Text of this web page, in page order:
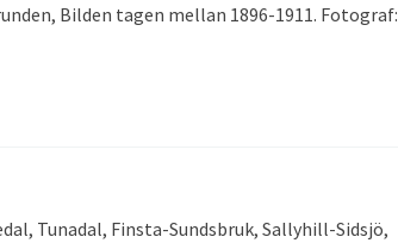
Bilden tagen mellan 1896-1911. Fotograf:
Tunadal, Finsta-Sundsbruk, Sallyhill-Sidsjö,